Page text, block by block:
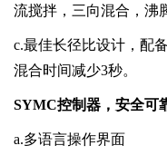
流搅拌，三向混合，沸
c.最佳长径比设计，配
混合时间减少3秒。
SYMC控制器，安全可
a.多语言操作界面